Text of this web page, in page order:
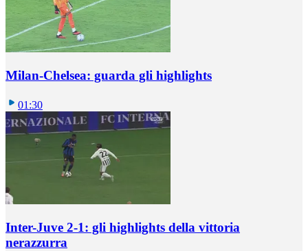
Milan-Chelsea: guarda gli highlights
01:30
Inter-Juve 2-1: gli highlights della vittoria
nerazzurra